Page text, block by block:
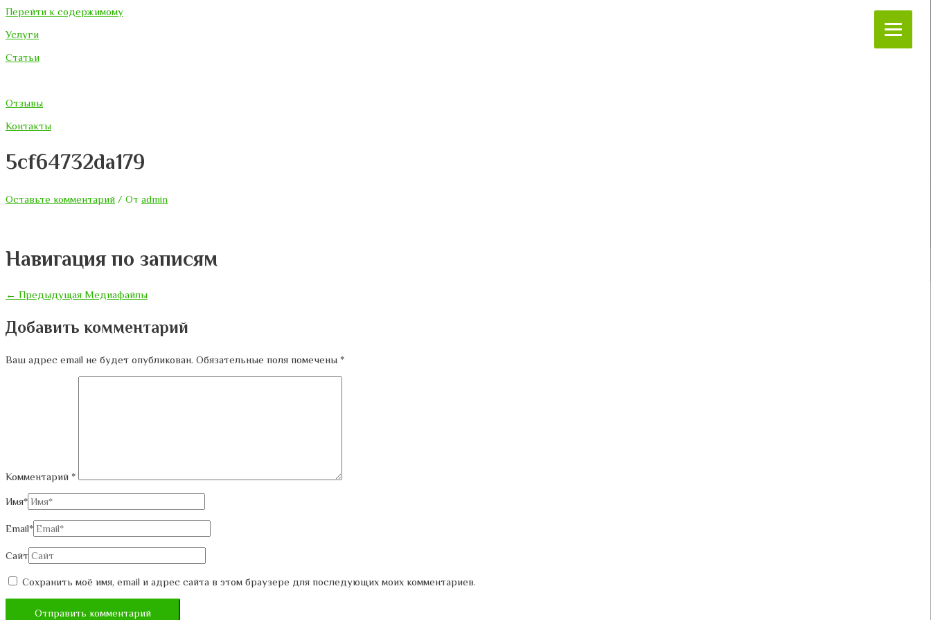
Перейти к содержимому
Услуги
Статьи
Отзывы
Контакты
5cf64732da179
Оставьте комментарий / От admin
Навигация по записям
← Предыдущая Медиафайлы
Добавить комментарий
Ваш адрес email не будет опубликован. Обязательные поля помечены *
Комментарий *
Имя*
Email*
Сайт
Сохранить моё имя, email и адрес сайта в этом браузере для последующих моих комментариев.